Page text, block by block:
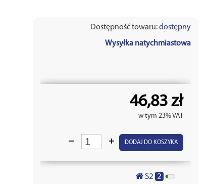
Dostępność towaru:dostępny
Wysyłka natychmiastowa
46,83 zł
w tym 23% VAT
DODAJ DO KOSZYKA
S2 2